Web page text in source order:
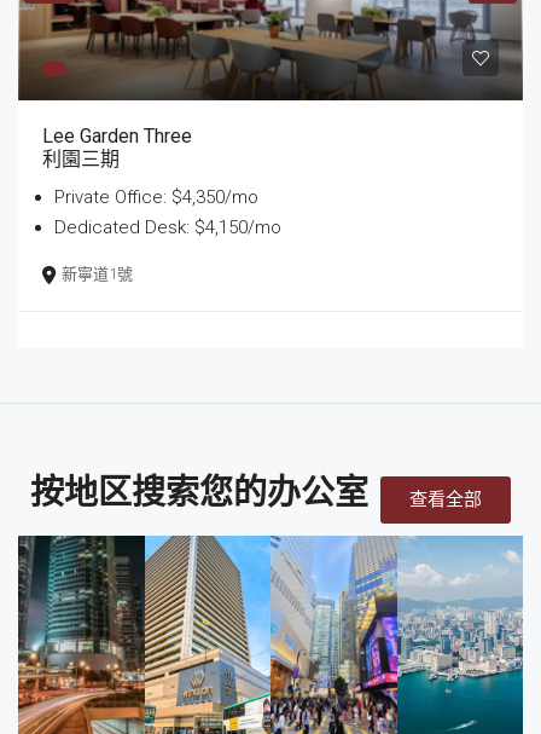
Lee Garden Three
利園三期
Private Office: $4,350/mo
Dedicated Desk: $4,150/mo
新寧道1號
按地区搜索您的办公室 查看全部